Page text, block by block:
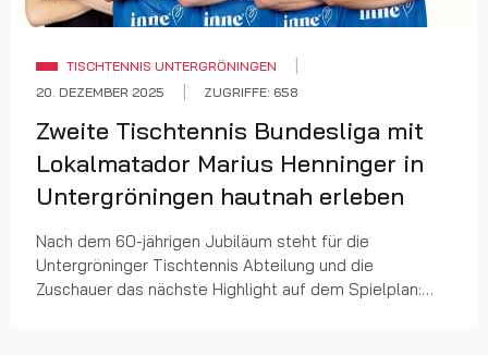
TISCHTENNIS UNTERGRÖNINGEN
20. DEZEMBER 2025
ZUGRIFFE: 658
Zweite Tischtennis Bundesliga mit
Lokalmatador Marius Henninger in
Untergröningen hautnah erleben
Nach dem 60-jährigen Jubiläum steht für die
Untergröninger Tischtennis Abteilung und die
Zuschauer das nächste Highlight auf dem Spielplan: